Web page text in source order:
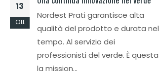
13
Ott
Nordest Prati garantisce alta
qualità del prodotto e durata nel
tempo. Al servizio dei
professionisti del verde. È questa
la mission...